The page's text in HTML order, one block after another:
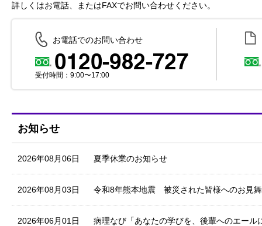
詳しくはお電話、またはFAXでお問い合わせください。
お電話でのお問い合わせ
受付時間：9:00〜17:00
お知らせ
2026年08月06日 夏季休業のお知らせ
2026年08月03日 令和8年熊本地震 被災された皆様へのお見
2026年06月01日 病理なび「あなたの学びを、後輩へのエール